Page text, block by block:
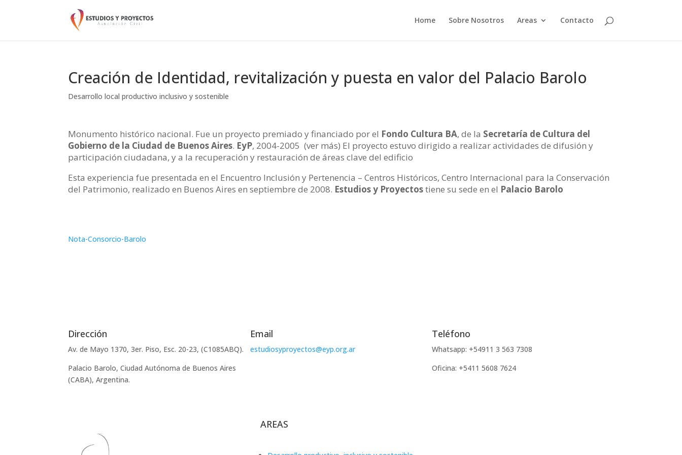
Home Sobre Nosotros Areas Contacto
Creación de Identidad, revitalización y puesta en valor del Palacio Barolo
Desarrollo local productivo inclusivo y sostenible
Monumento histórico nacional. Fue un proyecto premiado y financiado por el Fondo Cultura BA, de la Secretaría de Cultura del
Gobierno de la Ciudad de Buenos Aires. EyP, 2004-2005 (ver más) El proyecto estuvo dirigido a realizar actividades de difusión y
participación ciudadana, y a la recuperación y restauración de áreas clave del edificio
Esta experiencia fue presentada en el Encuentro Inclusión y Pertenencia – Centros Históricos, Centro Internacional para la Conservación
del Patrimonio, realizado en Buenos Aires en septiembre de 2008. Estudios y Proyectostiene su sede en el Palacio Barolo
Nota-Consorcio-Barolo
Dirección
Av. de Mayo 1370, 3er. Piso, Esc. 20-23, (C1085ABQ).
Palacio Barolo, Ciudad Autónoma de Buenos Aires
(CABA), Argentina.
Email
estudiosyproyectos@eyp.org.ar
Teléfono
Whatsapp: +54911 3 563 7308
Oficina: +5411 5608 7624
AREAS